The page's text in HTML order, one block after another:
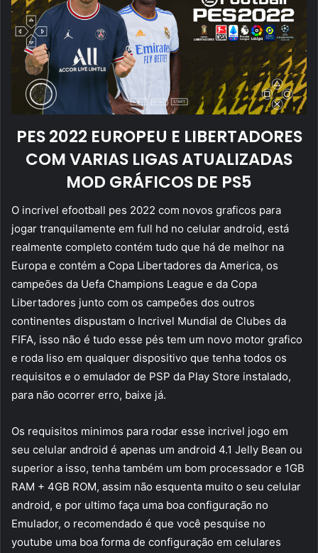
PES 2022 EUROPEU E LIBERTADORES
COM VARIAS LIGAS ATUALIZADAS
MOD GRÁFICOS DE PS5
O incrivel efootball pes 2022 com novos graficos para
jogar tranquilamente em full hd no celular android, está
realmente completo contém tudo que há de melhor na
Europa e contém a Copa Libertadores da America, os
campeões da Uefa Champions League e da Copa
Libertadores junto com os campeões dos outros
continentes dispustam o Incrivel Mundial de Clubes da
FIFA, isso não é tudo esse pés tem um novo motor grafico
e roda liso em qualquer dispositivo que tenha todos os
requisitos e o emulador de PSP da Play Store instalado,
para não ocorrer erro, baixe já.
Os requisitos minimos para rodar esse incrivel jogo em
seu celular android é apenas um android 4.1 Jelly Bean ou
superior a isso, tenha também um bom processador e 1GB
RAM + 4GB ROM, assim não esquenta muito o seu celular
android, e por ultimo faça uma boa configuração no
Emulador, o recomendado é que você pesquise no
youtube uma boa forma de configuração em celulares